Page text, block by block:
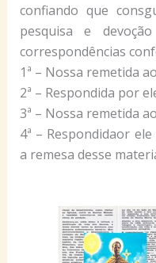
confiando que
pesquisa e
correspondências
1ª – Nossa remetida
2ª – Respondida por
3ª – Nossa remetida
4ª – Respondidaor
a remesa desse